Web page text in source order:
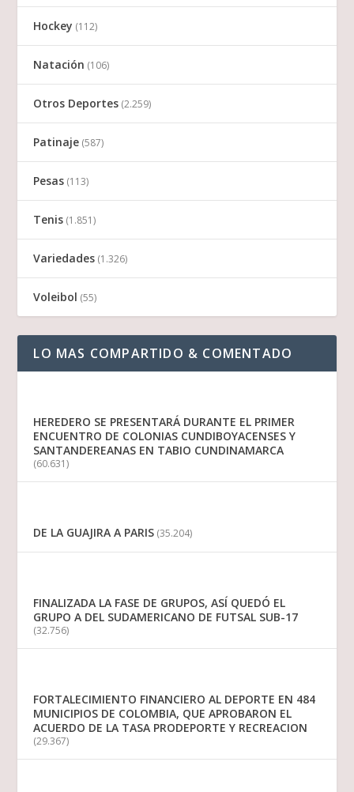
Hockey (112)
Natación (106)
Otros Deportes (2.259)
Patinaje (587)
Pesas (113)
Tenis (1.851)
Variedades (1.326)
Voleibol (55)
LO MAS COMPARTIDO & COMENTADO
HEREDERO SE PRESENTARÁ DURANTE EL PRIMER
ENCUENTRO DE COLONIAS CUNDIBOYACENSES Y
SANTANDEREANAS EN TABIO CUNDINAMARCA
(60.631)
DE LA GUAJIRA A PARIS (35.204)
FINALIZADA LA FASE DE GRUPOS, ASÍ QUEDÓ EL
GRUPO A DEL SUDAMERICANO DE FUTSAL SUB-17
(32.756)
FORTALECIMIENTO FINANCIERO AL DEPORTE EN 484
MUNICIPIOS DE COLOMBIA, QUE APROBARON EL
ACUERDO DE LA TASA PRODEPORTE Y RECREACION
(29.367)